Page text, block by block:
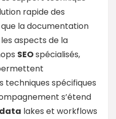
rapide des
la documentation
aspects de la
SEOspécialisés,
techniques spécifiques
s’étend
data lakes et workflows